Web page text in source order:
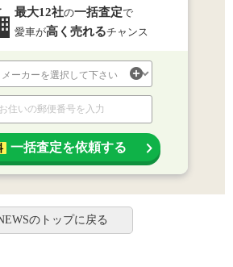
最大12社の一括査定で
愛車が高く売れるチャンス
一括査定を依頼する
のトップに戻る